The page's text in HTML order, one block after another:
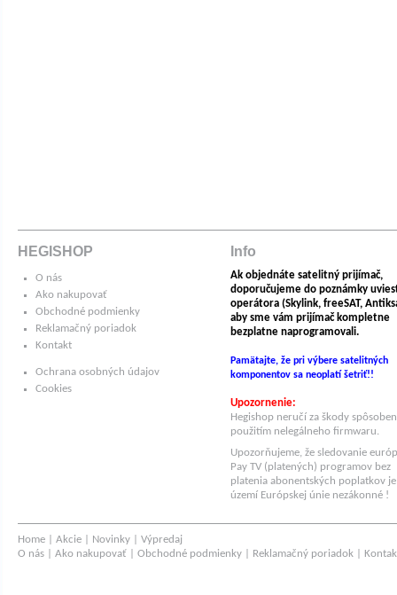
HEGISHOP
O nás
Ako nakupovať
Obchodné podmienky
Reklamačný poriadok
Kontakt
Ochrana osobných údajov
Cookies
Info
Ak objednáte satelitný prijímač,
doporučujeme do poznámky
operátora (Skylink, freeSAT,
aby sme vám prijímač kompletne
bezplatne naprogramovali.
Pamätajte, že pri výbere satelitných
komponentov sa neoplatí šetriť!!
Upozornenie:
Hegishop neručí za škody
použitím nelegálneho firmwaru.
Upozorňujeme, že sledovanie
Pay TV (platených) programov bez
platenia abonentských poplatkov
území Európskej únie nezákonné !
Home Akcie Novinky
Výpredaj
O nás
Ako nakupovať Obchodné podmienky Reklamačný poriadok